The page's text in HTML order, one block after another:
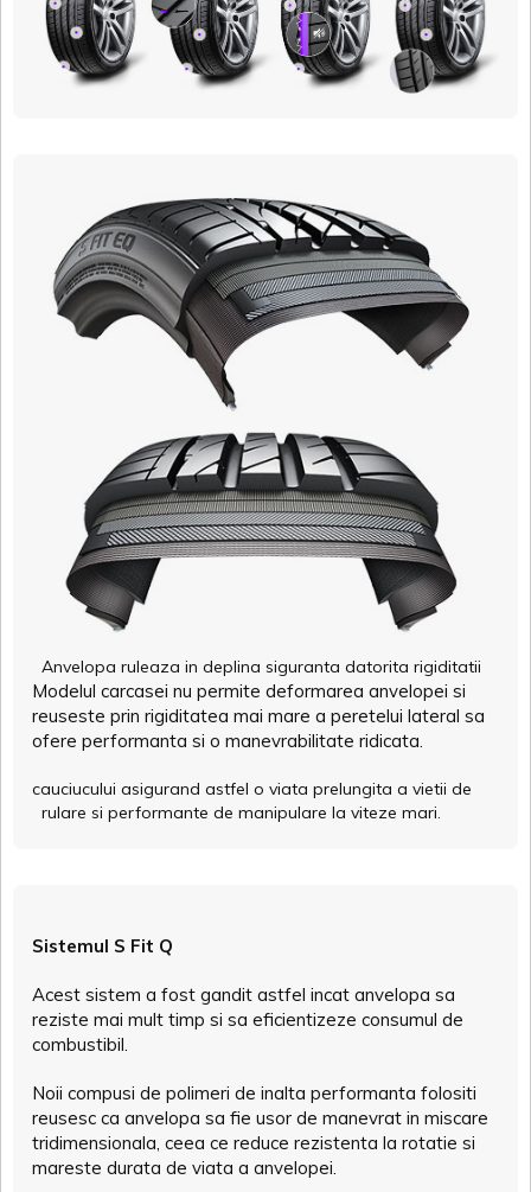
Modelul carcasei nu permite deformarea anvelopei si
reuseste prin rigiditatea mai mare a peretelui lateral sa
ofere performanta si o manevrabilitate ridicata.
Anvelopa ruleaza in deplina siguranta datorita rigiditatii
cauciucului asigurand astfel o viata prelungita a vietii de
rulare si performante de manipulare la viteze mari.
Sistemul S Fit Q
Acest sistem a fost gandit astfel incat anvelopa sa
reziste mai mult timp si sa eficientizeze consumul de
combustibil.
Noii compusi de polimeri de inalta performanta folositi
reusesc ca anvelopa sa fie usor de manevrat in miscare
tridimensionala, ceea ce reduce rezistenta la rotatie si
mareste durata de viata a anvelopei.